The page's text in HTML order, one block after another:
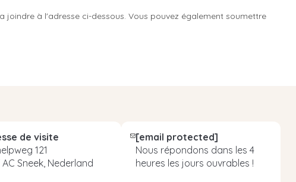
joindre à l'adresse ci-dessous. Vous pouvez également soumettre
de visite
121
AC Sneek, Nederland
[email protected]
Nous répondons dans les 4
heures les jours ouvrables !